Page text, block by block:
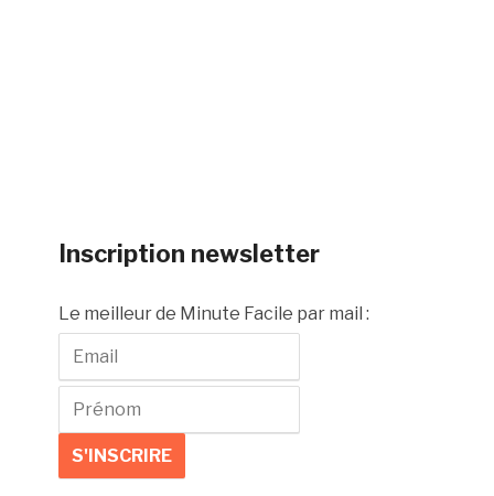
Inscription newsletter
Le meilleur de Minute Facile par mail :